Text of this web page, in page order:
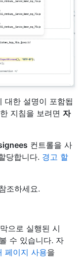
대한 설명이 포함됩
지침을 보려면 자
컨트롤을 사
당합니다. 경고 할
조하세요.
으로 실행된 시
수 있습니다. 자
페이지 사용을